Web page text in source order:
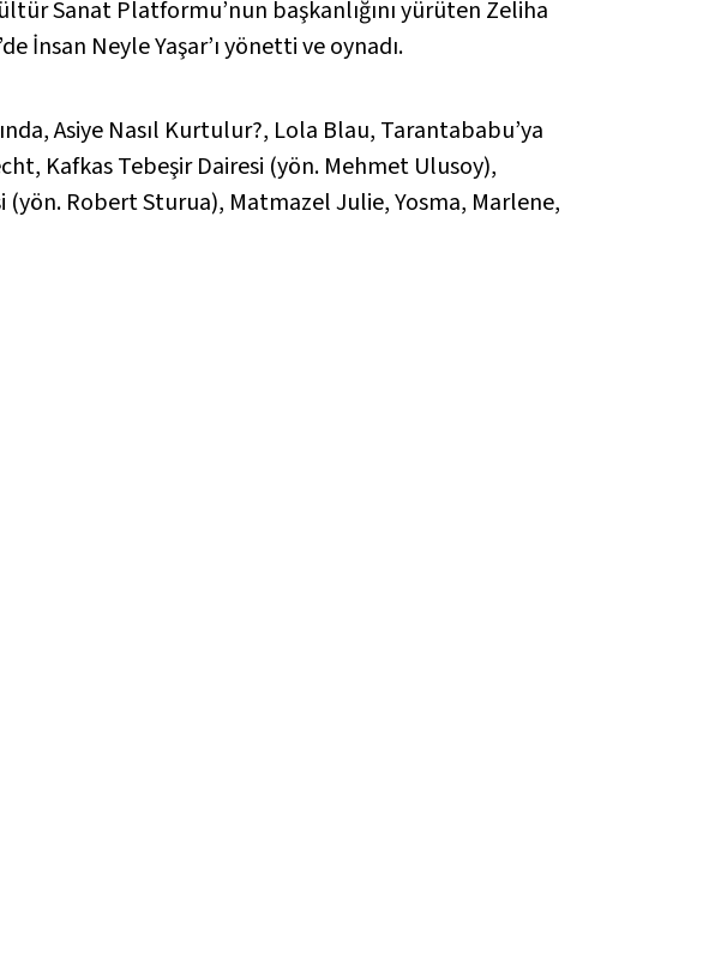
Sanat Platformu’nun başkanlığını yürüten Zeliha
İnsan Neyle Yaşar’ı yönetti ve oynadı.
Asiye Nasıl Kurtulur?, Lola Blau, Tarantababu’ya
, Kafkas Tebeşir Dairesi (yön. Mehmet Ulusoy),
(yön. Robert Sturua), Matmazel Julie,Yosma, Marlene,